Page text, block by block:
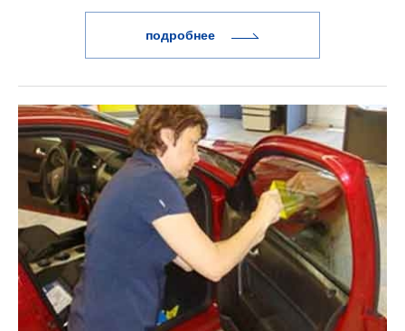
плоттеров GCC, GreatCut обеспечивает простое
производство, предоставляя пользователям
финишинговые решения для печати и резки без
изменения рабочих процессов или программ. В
подробнее